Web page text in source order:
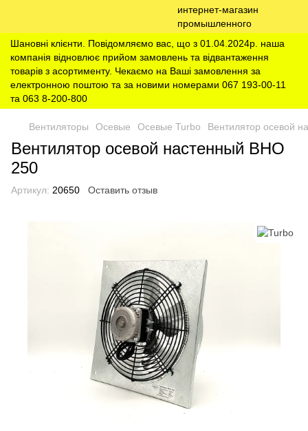
Шановні клієнти. Повідомляємо вас, що з 01.04.2024р. наша
компанія відновлює прийом замовлень та відвантаження
товарів з асортименту. Чекаємо на Ваші замовлення за
електронною поштою та за новими номерами 067 193-00-11
та 063 8-200-800
Вентиляторы Осевые Осевые Turbo Вентилятор осевой
Вентилятор осевой настенный ВНО
250
Артикул: 20650 Оставить отзыв